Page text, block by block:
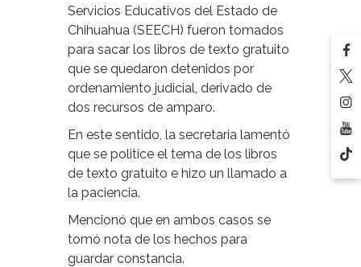
Servicios Educativos del Estado de
Chihuahua (SEECH) fueron tomados
para sacar los libros de texto gratuito
que se quedaron detenidos por
ordenamiento judicial, derivado de
dos recursos de amparo.
En este sentido, la secretaria lamentó
que se politice el tema de los libros
de texto gratuito e hizo un llamado a
la paciencia.
Mencionó que en ambos casos se
tomó nota de los hechos para
guardar constancia.